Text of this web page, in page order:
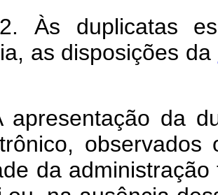
Às duplicatas
as disposições da
apresentação da
da